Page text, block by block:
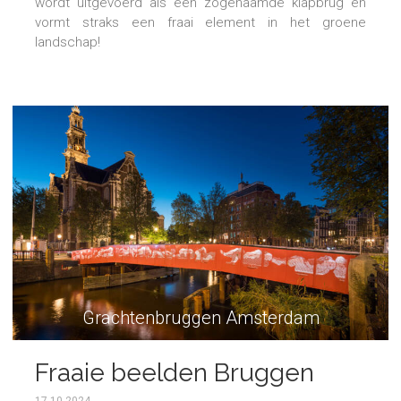
vormt straks een fraai element in het groene
landschap!
Grachtenbruggen Amsterdam
Fraaie beelden Bruggen